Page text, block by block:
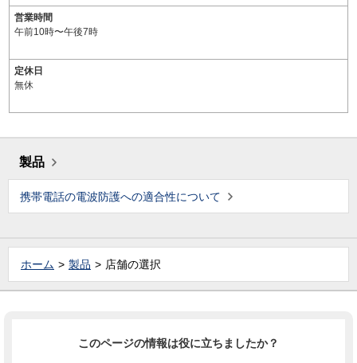
営業時間
午前10時〜午後7時
定休日
無休
製品
携帯電話の電波防護への適合性について
ホーム 製品 店舗の選択
このページの情報は役に立ちましたか？